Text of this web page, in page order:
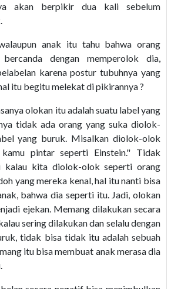
akan berpikir dua kali sebelum
anak itu tahu bahwa orang
dengan memperolok dia,
karena postur tubuhnya yang
itu begitu melekat di pikirannya ?
olokan itu adalah suatu label yang
tidak ada orang yang suka diolok-
yang buruk. Misalkan diolok-olok
pintar seperti Einstein." Tidak
kalau kita diolok-olok seperti orang
yang mereka kenal, hal itu nanti bisa
bahwa dia seperti itu. Jadi, olokan
ejekan. Memang dilakukan secara
sering dilakukan dan selalu dengan
tidak bisa tidak itu adalah sebuah
itu bisa membuat anak merasa dia